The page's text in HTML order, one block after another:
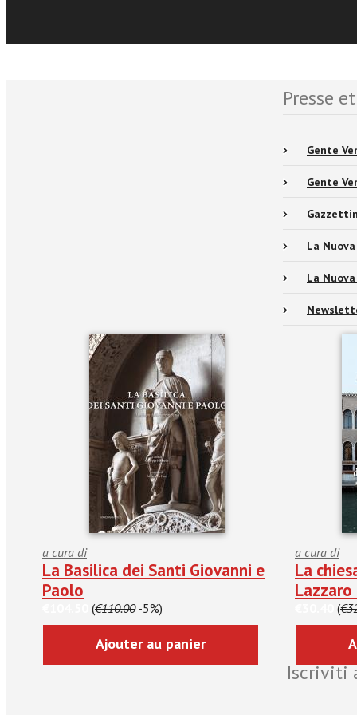
Presse
Gente
Gente
La
La
a cura di
La Basilica dei Santi Giovanni e
Paolo
(€110.00-5%)
Ajouter au panier
a cura di
La
(
Iscriviti